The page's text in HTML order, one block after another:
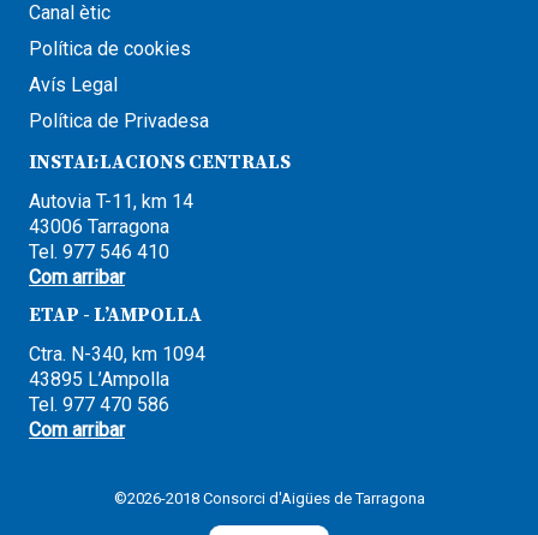
Canal ètic
Política de cookies
Avís Legal
Política de Privadesa
INSTAL·LACIONS CENTRALS
Autovia T-11, km 14
43006 Tarragona
Tel. 977 546 410
Com arribar
ETAP - L’AMPOLLA
Ctra. N-340, km 1094
43895 L’Ampolla
Tel. 977 470 586
Com arribar
©2026-2018 Consorci d'Aigües de Tarragona